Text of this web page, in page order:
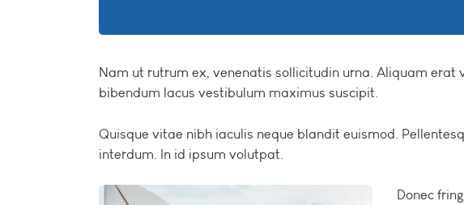
Nam ut rutrum ex, venenatis sollicitudin urna. Aliquam erat
bibendum lacus vestibulum maximus suscipit.
Quisque vitae nibh iaculis neque blandit euismod.
interdum. In id ipsum volutpat.
Donec